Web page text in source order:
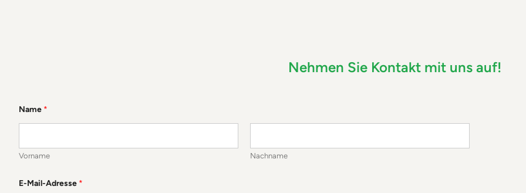
Nehmen Sie Kontakt mit uns auf!
Name *
Vorname Nachname
E-Mail-Adresse *